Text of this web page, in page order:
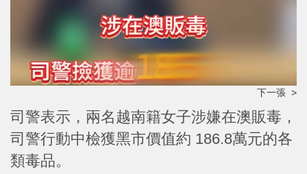
下一張 >
司警表示，兩名越南籍女子涉嫌在澳販毒，
司警行動中檢獲黑市價值約 186.8萬元的各
類毒品。